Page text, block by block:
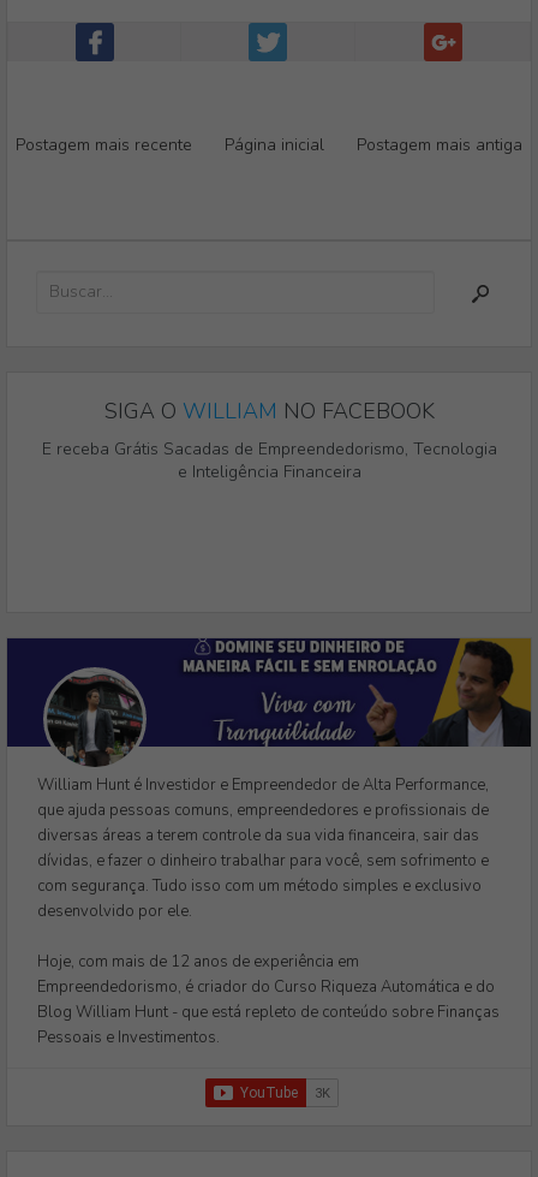
Postagem mais recente Página inicial Postagem mais antiga
SIGA O WILLIAM NO FACEBOOK
E receba Grátis Sacadas de Empreendedorismo, Tecnologia
e Inteligência Financeira
William Hunt é Investidor e Empreendedor de Alta Performance,
que ajuda pessoas comuns, empreendedores e profissionais de
diversas áreas a terem controle da sua vida financeira, sair das
dívidas, e fazer o dinheiro trabalhar para você, sem sofrimento e
com segurança. Tudo isso com um método simples e exclusivo
desenvolvido por ele.
Hoje, com mais de 12 anos de experiência em
Empreendedorismo, é criador do Curso Riqueza Automática e do
Blog William Hunt - que está repleto de conteúdo sobre Finanças
Pessoais e Investimentos.